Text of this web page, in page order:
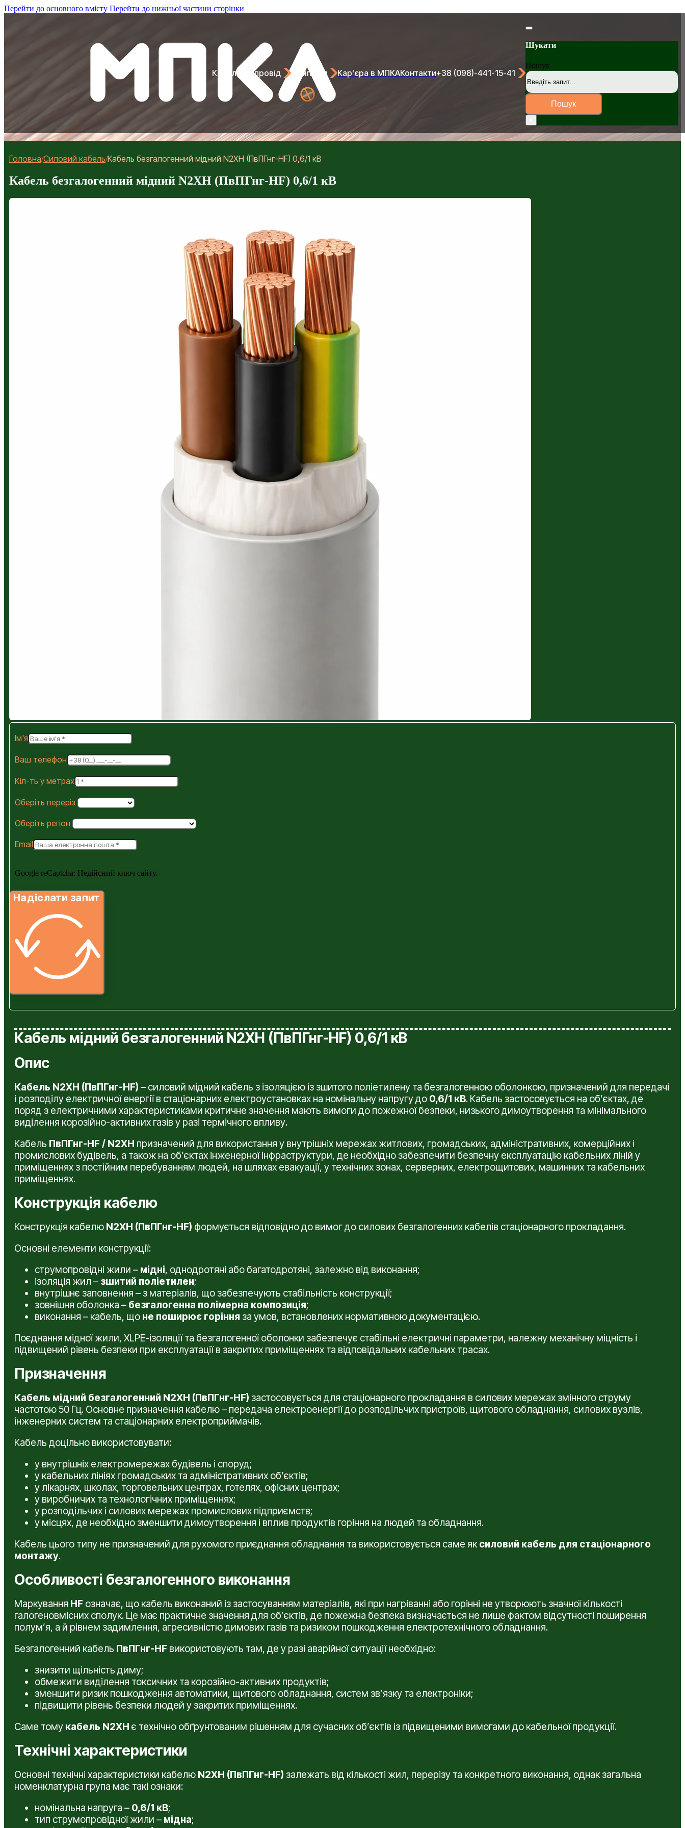
Перейти до основного вмісту Перейти до нижньої частини сторінки
Кабель та провід Компанія Кар'єра в МПКАКонтакти+38 (098)-441-15-41
Головний офіс +38 (098)-441-15-41
+38 (061)-220-
Шукати
Пошук
Пошук
Головна/Силовий кабель/Кабель безгалогенний мідний N2XH (ПвПГнг-HF) 0,6/1 кВ
Кабель безгалогенний мідний N2XH (ПвПГнг-HF) 0,6/1 кВ
Ім'я
Ваш телефон
Кіл-ть у метрах
Оберіть переріз
Оберіть регіон
Email
Google reCaptcha: Недійсний ключ сайту.
Надіслати запит
Кабель мідний безгалогенний N2XH (ПвПГнг-HF) 0,6/1 кВ
Опис
Кабель N2XH (ПвПГнг-HF) – силовий мідний кабель з ізоляцією із зшитого поліетилену та безгалогенною оболонкою, призначений для передачі
і розподілу електричної енергії в стаціонарних електроустановках на номінальну напругу до 0,6/1 кВ. Кабель застосовується на об’єктах, де
поряд з електричними характеристиками критичне значення мають вимоги до пожежної безпеки, низького димоутворення та мінімального
виділення корозійно-активних газів у разі термічного впливу.
Кабель ПвПГнг-HF / N2XH призначений для використання у внутрішніх мережах житлових, громадських, адміністративних, комерційних і
промислових будівель, а також на об’єктах інженерної інфраструктури, де необхідно забезпечити безпечну експлуатацію кабельних ліній у
приміщеннях з постійним перебуванням людей, на шляхах евакуації, у технічних зонах, серверних, електрощитових, машинних та кабельних
приміщеннях.
Конструкція кабелю
Конструкція кабелю N2XH (ПвПГнг-HF) формується відповідно до вимог до силових безгалогенних кабелів стаціонарного прокладання.
Основні елементи конструкції:
струмопровідні жили – мідні, однодротяні або багатодротяні, залежно від виконання;
ізоляція жил – зшитий поліетилен;
внутрішнє заповнення – з матеріалів, що забезпечують стабільність конструкції;
зовнішня оболонка – безгалогенна полімерна композиція;
виконання – кабель, що не поширює горіння за умов, встановлених нормативною документацією.
Поєднання мідної жили, XLPE-ізоляції та безгалогенної оболонки забезпечує стабільні електричні параметри, належну механічну міцність і
підвищений рівень безпеки при експлуатації в закритих приміщеннях та відповідальних кабельних трасах.
Призначення
Кабель мідний безгалогенний N2XH (ПвПГнг-HF) застосовується для стаціонарного прокладання в силових мережах змінного струму
частотою 50 Гц. Основне призначення кабелю – передача електроенергії до розподільчих пристроїв, щитового обладнання, силових вузлів,
інженерних систем та стаціонарних електроприймачів.
Кабель доцільно використовувати:
у внутрішніх електромережах будівель і споруд;
у кабельних лініях громадських та адміністративних об’єктів;
у лікарнях, школах, торговельних центрах, готелях, офісних центрах;
у виробничих та технологічних приміщеннях;
у розподільчих і силових мережах промислових підприємств;
у місцях, де необхідно зменшити димоутворення і вплив продуктів горіння на людей та обладнання.
Кабель цього типу не призначений для рухомого приєднання обладнання та використовується саме яксиловий кабель для стаціонарного
монтажу.
Особливості безгалогенного виконання
Маркування HF означає, що кабель виконаний із застосуванням матеріалів, які при нагріванні або горінні не утворюють значної кількості
галогеновмісних сполук. Це має практичне значення для об’єктів, де пожежна безпека визначається не лише фактом відсутності поширення
полум’я, а й рівнем задимлення, агресивністю димових газів та ризиком пошкодження електротехнічного обладнання.
Безгалогенний кабель ПвПГнг-HF використовують там, де у разі аварійної ситуації необхідно:
знизити щільність диму;
обмежити виділення токсичних та корозійно-активних продуктів;
зменшити ризик пошкодження автоматики, щитового обладнання, систем зв’язку та електроніки;
підвищити рівень безпеки людей у закритих приміщеннях.
Саме тому кабель N2XH є технічно обґрунтованим рішенням для сучасних об’єктів із підвищеними вимогами до кабельної продукції.
Технічні характеристики
Основні технічні характеристики кабелю N2XH (ПвПГнг-HF) залежать від кількості жил, перерізу та конкретного виконання, однак загальна
номенклатурна група має такі ознаки:
номінальна напруга – 0,6/1 кВ;
тип струмопровідної жили – мідна;